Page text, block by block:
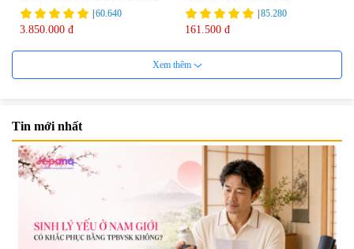
75ml
60.640
3.850.000 đ
85.280
161.500 đ
Viên uống bổ não Ribeto Shoji
57.920
1.450.000 đ
Viên nang uống cải thiện thị lực,
trí nhớ DHA + EPA + Flaxseed
Oil 30 viên/gói - Date 02/2027
|52.346
225.000 đ
Xem thêm
Tin mới nhất